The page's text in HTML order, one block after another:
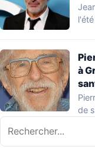
à
de